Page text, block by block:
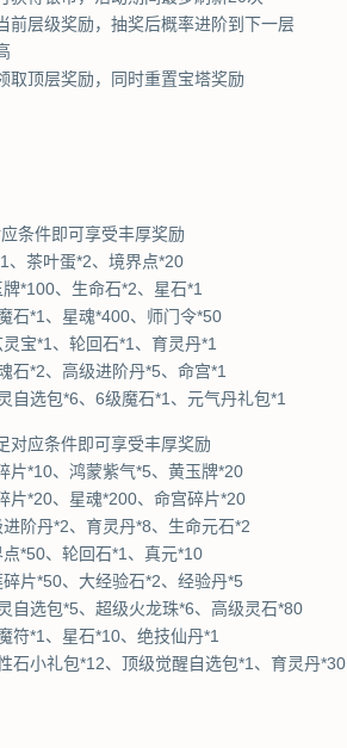
前层级奖励，抽奖后概率进阶到下一层
取顶层奖励，同时重置宝塔奖励
条件即可享受丰厚奖励
、茶叶蛋*2、境界点*20
*100、生命石*2、星石*1
石*1、星魂*400、师门令*50
宝*1、轮回石*1、育灵丹*1
石*2、高级进阶丹*5、命宫*1
自选包*6、6级魔石*1、元气丹礼包*1
对应条件即可享受丰厚奖励
片*10、鸿蒙紫气*5、黄玉牌*20
片*20、星魂*200、命宫碎片*20
阶丹*2、育灵丹*8、生命元石*2
*50、轮回石*1、真元*10
片*50、大经验石*2、经验丹*5
自选包*5、超级火龙珠*6、高级灵石*80
符*1、星石*10、绝技仙丹*1
石小礼包*12、顶级觉醒自选包*1、育灵丹*30